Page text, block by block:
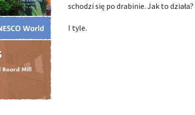
schodzi się po drabinie. Jak to
I tyle.